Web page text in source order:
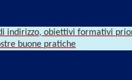
indirizzo, obiettivi formativi
buone pratiche